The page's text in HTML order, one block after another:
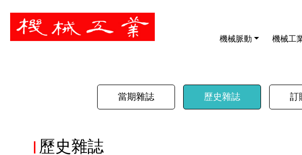
機械脈動 機械工
暫停
當期雜誌 歷史雜誌 訂
歷史雜誌